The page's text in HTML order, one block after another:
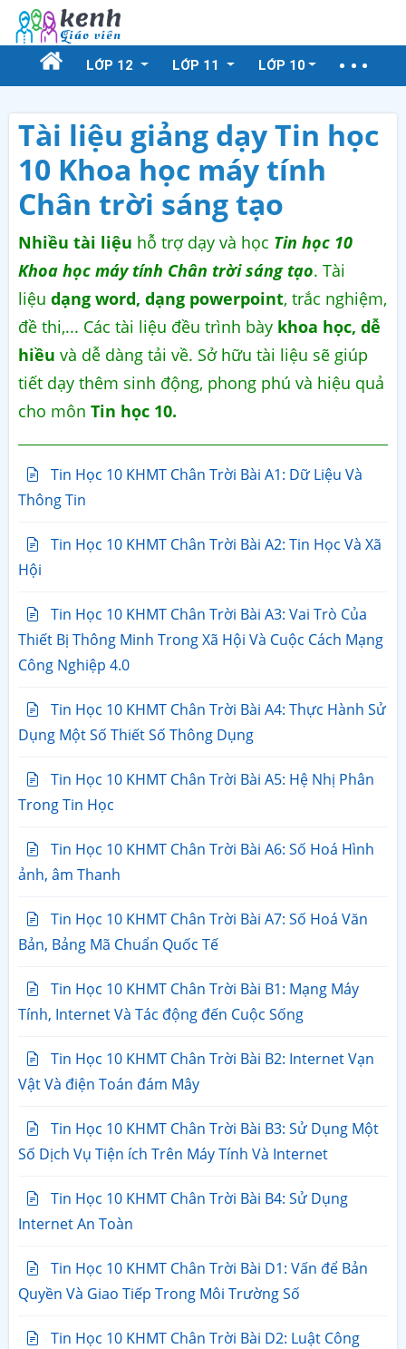
LỚP 12 LỚP 11 LỚP 10
Tài liệu giảng dạy Tin học
10 Khoa học máy tính
Chân trời sáng tạo
Nhiều tài liệu hỗ trợ dạy và học Tin học 10
Khoa học máy tính Chân trời sáng tạo. Tài
liệu dạng word, dạng powerpoint, trắc nghiệm,
đề thi,... Các tài liệu đều trình bày khoa học, dễ
hiều và dễ dàng tải về. Sở hữu tài liệu sẽ giúp
tiết dạy thêm sinh động, phong phú và hiệu quả
cho môn Tin học 10.
Tin Học 10 KHMT Chân Trời Bài A1: Dữ Liệu Và
Thông Tin
Tin Học 10 KHMT Chân Trời Bài A2: Tin Học Và Xã
Hội
Tin Học 10 KHMT Chân Trời Bài A3: Vai Trò Của
Thiết Bị Thông Minh Trong Xã Hội Và Cuộc Cách Mạng
Công Nghiệp 4.0
Tin Học 10 KHMT Chân Trời Bài A4: Thực Hành Sử
Dụng Một Số Thiết Số Thông Dụng
Tin Học 10 KHMT Chân Trời Bài A5: Hệ Nhị Phân
Trong Tin Học
Tin Học 10 KHMT Chân Trời Bài A6: Số Hoá Hình
ảnh, âm Thanh
Tin Học 10 KHMT Chân Trời Bài A7: Số Hoá Văn
Bản, Bảng Mã Chuẩn Quốc Tế
Tin Học 10 KHMT Chân Trời Bài B1: Mạng Máy
Tính, Internet Và Tác động đến Cuộc Sống
Tin Học 10 KHMT Chân Trời Bài B2: Internet Vạn
Vật Và điện Toán đám Mây
Tin Học 10 KHMT Chân Trời Bài B3: Sử Dụng Một
Số Dịch Vụ Tiện ích Trên Máy Tính Và Internet
Tin Học 10 KHMT Chân Trời Bài B4: Sử Dụng
Internet An Toàn
Tin Học 10 KHMT Chân Trời Bài D1: Vấn để Bản
Quyền Và Giao Tiếp Trong Môi Trường Số
Tin Học 10 KHMT Chân Trời Bài D2: Luật Công